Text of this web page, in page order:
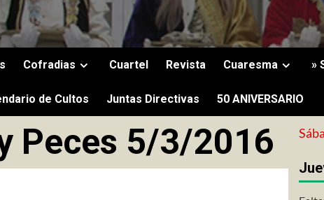
Cofradias Cuartel Revista Cuaresma »
de Cultos Juntas Directivas 50 ANIVERSARIO
Peces 5/3/2016